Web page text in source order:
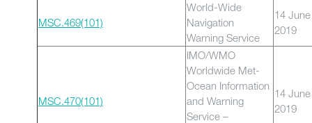
MSC.469(101)
World-Wide
Navigation
Warning Service
14 June
2019
MSC.470(101)
IMO/WMO
Worldwide Met-
Ocean Information
and Warning
Service –
14 June
2019